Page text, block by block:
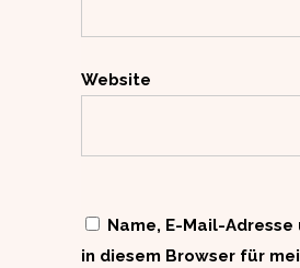
Website
Name, E-Mail-Adresse
in diesem Browser für